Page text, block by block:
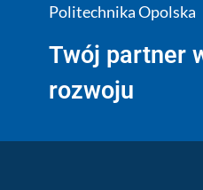
Politechnika Opolska
Twój partner
rozwoju